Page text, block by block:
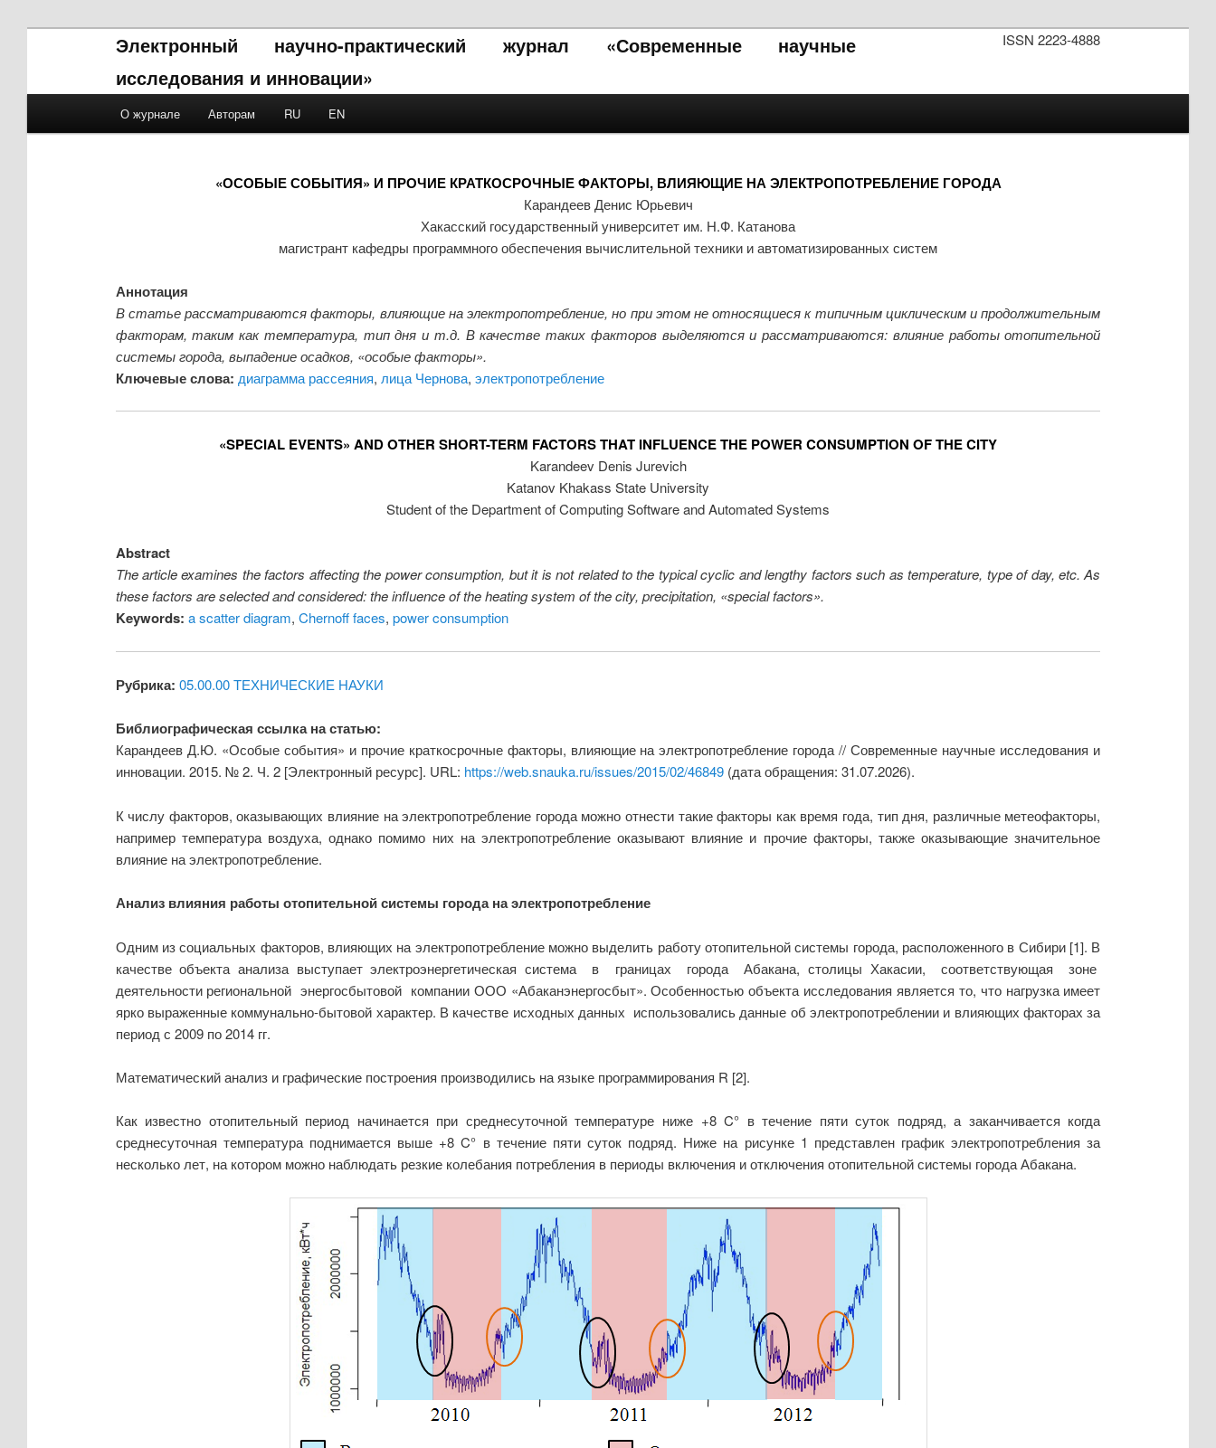
ISSN 2223-4888
Электронный научно-практический журнал «Современные научные
исследования и инновации»
Skip to primary content
Skip to secondary content
О журнале Авторам RU EN
«ОСОБЫЕ СОБЫТИЯ» И ПРОЧИЕ КРАТКОСРОЧНЫЕ ФАКТОРЫ, ВЛИЯЮЩИЕ НА ЭЛЕКТРОПОТРЕБЛЕНИЕ ГОРОДА
Карандеев Денис Юрьевич
Хакасский государственный университет им. Н.Ф. Катанова
магистрант кафедры программного обеспечения вычислительной техники и автоматизированных систем
Аннотация
В статье рассматриваются факторы, влияющие на электропотребление, но при этом не относящиеся к типичным циклическим и продолжительным
факторам, таким как температура, тип дня и т.д. В качестве таких факторов выделяются и рассматриваются: влияние работы отопительной
системы города, выпадение осадков, «особые факторы».
Ключевые слова: диаграмма рассеяния, лица Чернова, электропотребление
«SPECIAL EVENTS» AND OTHER SHORT-TERM FACTORS THAT INFLUENCE THE POWER CONSUMPTION OF THE CITY
Karandeev Denis Jurevich
Katanov Khakass State University
Student of the Department of Computing Software and Automated Systems
Abstract
The article examines the factors affecting the power consumption, but it is not related to the typical cyclic and lengthy factors such as temperature, type of day, etc. As
these factors are selected and considered: the influence of the heating system of the city, precipitation, «special factors».
Keywords: a scatter diagram, Chernoff faces, power consumption
Рубрика: 05.00.00 ТЕХНИЧЕСКИЕ НАУКИ
Библиографическая ссылка на статью:
Карандеев Д.Ю. «Особые события» и прочие краткосрочные факторы, влияющие на электропотребление города // Современные научные исследования и
инновации. 2015. № 2. Ч. 2 [Электронный ресурс]. URL: https://web.snauka.ru/issues/2015/02/46849(дата обращения: 31.07.2026).
К числу факторов, оказывающих влияние на электропотребление города можно отнести такие факторы как время года, тип дня, различные метеофакторы,
например температура воздуха, однако помимо них на электропотребление оказывают влияние и прочие факторы, также оказывающие значительное
влияние на электропотребление.
Анализ влияния работы отопительной системы города на электропотребление
Одним из социальных факторов, влияющих на электропотребление можно выделить работу отопительной системы города, расположенного в Сибири [1]. В
качестве объекта анализа выступает электроэнергетическая система в границах города Абакана, столицы Хакасии, соответствующая зоне
деятельности региональной энергосбытовой компании ООО «Абаканэнергосбыт». Особенностью объекта исследования является то, что нагрузка имеет
ярко выраженные коммунально-бытовой характер. В качестве исходных данных использовались данные об электропотреблении и влияющих факторах за
период с 2009 по 2014 гг.
Математический анализ и графические построения производились на языке программирования R [2].
Как известно отопительный период начинается при среднесуточной температуре ниже +8 C° в течение пяти суток подряд, а заканчивается когда
среднесуточная температура поднимается выше +8 C° в течение пяти суток подряд. Ниже на рисунке 1 представлен график электропотребления за
несколько лет, на котором можно наблюдать резкие колебания потребления в периоды включения и отключения отопительной системы города Абакана.